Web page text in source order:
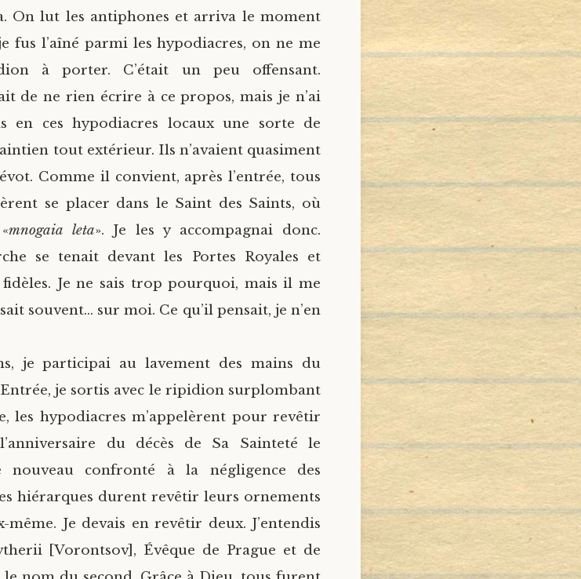
On lut les antiphones et arriva le moment
fus l’aîné parmi les hypodiacres, on ne me
à porter. C’était un peu offensant.
de ne rien écrire à ce propos, mais je n’ai
en ces hypodiacres locaux une sorte de
tout extérieur. Ils n’avaient quasiment
Comme il convient, après l’entrée, tous
se placer dans le Saint des Saints, où
mnogaia leta». Je les y accompagnai donc.
se tenait devant les Portes Royales et
Je ne sais trop pourquoi, mais il me
souvent… sur moi. Ce qu’il pensait, je n’en
je participai au lavement des mains du
je sortis avec le ripidion surplombant
les hypodiacres m’appelèrent pour revêtir
du décès de Sa Sainteté le
nouveau confronté à la négligence des
hiérarques durent revêtir leurs ornements
Je devais en revêtir deux. J’entendis
[Vorontsov], Évêque de Prague et de